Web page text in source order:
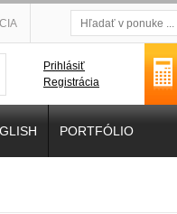
Prihlásiť
Registrácia
PORTFÓLIO